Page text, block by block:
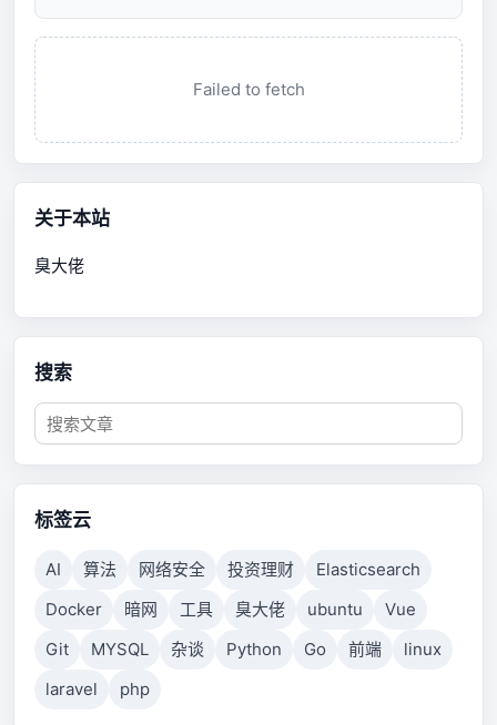
Failed to fetch
关于本站
臭大佬
搜索
标签云
AI 算法 网络安全 投资理财
Elasticsearch
Docker
暗网 工具 臭大佬 ubuntu
Vue
Git
MYSQL 杂谈 Python Go 前端
linux
laravel
php